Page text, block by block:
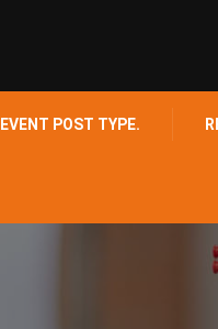
EVENT POST TYPE.